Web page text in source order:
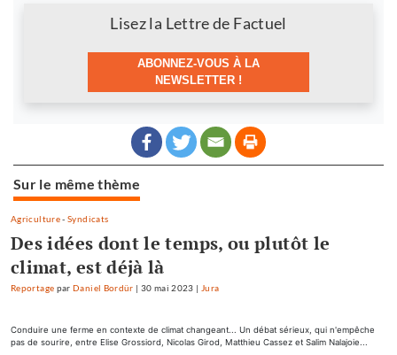
Lisez la Lettre de Factuel
ABONNEZ-VOUS À LA
NEWSLETTER !
Sur le même thème
Agriculture-Syndicats
Des idées dont le temps, ou plutôt le
climat, est déjà là
Reportage par Daniel Bordür 30 mai 2023 Jura
Conduire une ferme en contexte de climat changeant... Un débat sérieux, qui n'empêche
pas de sourire, entre Elise Grossiord, Nicolas Girod, Matthieu Cassez et Salim Nalajoie...